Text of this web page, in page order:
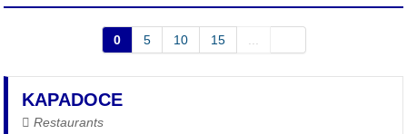
0 5 10 15
KAPADOCE
Restaurants